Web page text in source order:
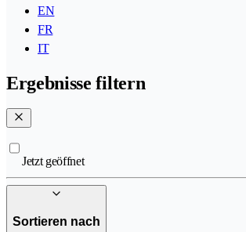
EN
FR
IT
Ergebnisse filtern
Jetzt geöffnet
Sortieren nach